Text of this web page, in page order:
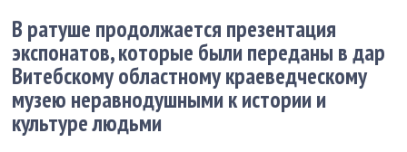
В ратуше продолжается презентация
экспонатов, которые были переданы в дар
Витебскому областному краеведческому
музею неравнодушными к истории и
культуре людьми